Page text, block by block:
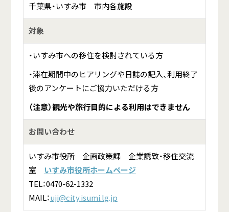
千葉県・いすみ市 市内各施設
対象
・いすみ市への移住を検討されている方
・滞在期間中のヒアリングや日誌の記入、利用終了
後のアンケートにご協力いただける方
（注意）観光や旅行目的による利用はできません
お問い合わせ
いすみ市役所 企画政策課 企業誘致・移住交流
室
いすみ市役所ホームページ
TEL：0470-62-1332
MAIL：uji@city.isumi.lg.jp